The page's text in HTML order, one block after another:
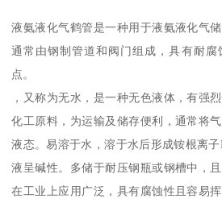
液氨液化气鹤管是一种用于液氨液化气
通常由钢制管道和阀门组成，具有耐
点。
，又称为无水，是一种无色液体，有强
化工原料，为运输及储存便利，通常将
液态。易溶于水，溶于水后形成铵根离
液呈碱性。多储于耐压钢瓶或钢槽中，
在工业上应用广泛，具有腐蚀性且容易